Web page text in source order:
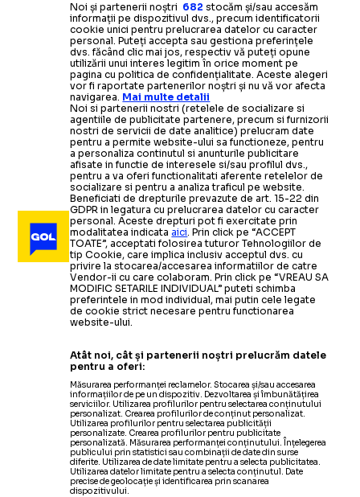
Noi și partenerii noștri 682 stocăm și/sau accesăm
informații pe dispozitivul dvs., precum identificatorii
cookie unici pentru prelucrarea datelor cu caracter
personal. Puteți accepta sau gestiona preferințele
dvs. făcând clic mai jos, respectiv vă puteți opune
utilizării unui interes legitim în orice moment pe
pagina cu politica de confidențialitate. Aceste alegeri
vor fi raportate partenerilor noștri și nu vă vor afecta
navigarea. Mai multe detalii
Noi si partenerii nostri (retelele de socializare si
agentiile de publicitate partenere, precum si furnizorii
nostri de servicii de date analitice) prelucram date
pentru a permite website-ului sa functioneze, pentru
a personaliza continutul si anunturile publicitare
afisate in functie de interesele si/sau profilul dvs.,
pentru a va oferi functionalitati aferente retelelor de
socializare si pentru a analiza traficul pe website.
Beneficiati de drepturile prevazute de art. 15-22 din
GDPR in legatura cu prelucrarea datelor cu caracter
personal. Aceste drepturi pot fi exercitate prin
modalitatea indicataaici. Prin click pe “ACCEPT
TOATE”, acceptati folosirea tuturor Tehnologiilor de
tip Cookie, care implica inclusiv acceptul dvs. cu
privire la stocarea/accesarea informatiilor de catre
Vendor-ii cu care colaboram. Prin click pe “VREAU SA
MODIFIC SETARILE INDIVIDUAL” puteti schimba
preferintele in mod individual, mai putin cele legate
de cookie strict necesare pentru functionarea
website-ului.
Atât noi, cât și partenerii noștri prelucrăm datele
pentru a oferi:
Măsurarea performanței reclamelor. Stocarea și/sau accesarea
informațiilor de pe un dispozitiv. Dezvoltarea și îmbunătățirea
serviciilor. Utilizarea profilurilor pentru selectarea conținutului
personalizat. Crearea profilurilor de conținut personalizat.
Utilizarea profilurilor pentru selectarea publicității
personalizate. Crearea profilurilor pentru publicitate
personalizată. Măsurarea performanței conținutului. Înțelegerea
publicului prin statistici sau combinații de date din surse
diferite. Utilizarea de date limitate pentru a selecta publicitatea.
Utilizarea datelor limitate pentru a selecta conținutul. Date
precise de geolocație și identificarea prin scanarea
dispozitivului.